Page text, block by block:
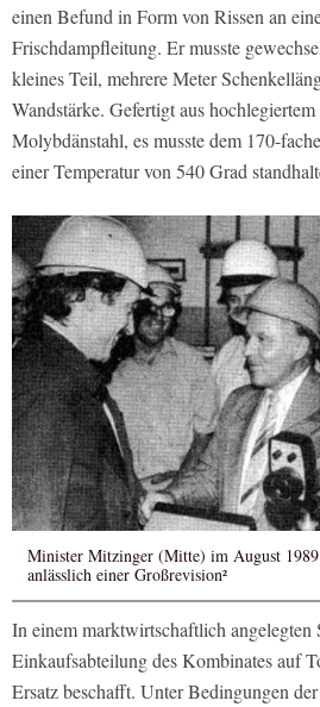
einen Befund in Form von Rissen an
Frischdampfleitung. Er musste
kleines Teil, mehrere Meter
Wandstärke. Gefertigt aus
Molybdänstahl, es musste dem 170-
einer Temperatur von 540 Grad
Minister Mitzinger (Mitte) im August
anlässlich einer Großrevision²
In einem marktwirtschaftlich angelegten
Einkaufsabteilung des Kombinates auf
Ersatz beschafft. Unter Bedingungen